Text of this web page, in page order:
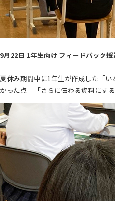
9月22日 1年生向け フィードバック授
夏休み期間中に1年生が作成した「
かった点」「さらに伝わる資料にす